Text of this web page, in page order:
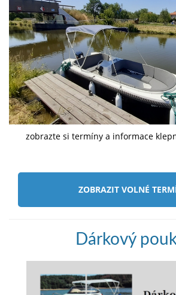
zobrazte si termíny a informace
ZOBRAZIT VOLNÉ
Dárkový